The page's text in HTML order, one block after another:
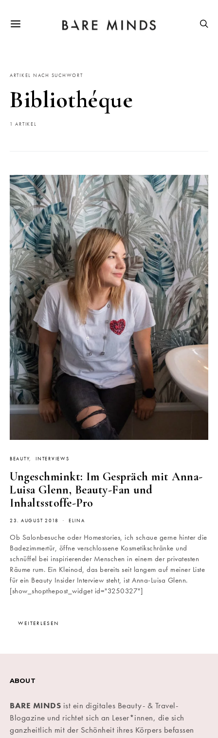
ARTIKEL NACH SUCHWORT
Bibliothéque
1 ARTIKEL
BEAUTY INTERVIEWS
Ungeschminkt: Im Gespräch mit Anna-
Luisa Glenn, Beauty-Fan und
Inhaltsstoffe-Pro
23. AUGUST 2018 ELINA
Ob Salonbesuche oder Homestories, ich schaue gerne hinter die
Badezimmertür, öffne verschlossene Kosmetikschränke und
schnüffel bei inspirierender Menschen in einem der privatesten
Räume rum. Ein Kleinod, das bereits seit langem auf meiner Liste
für ein Beauty Insider Interview steht, ist Anna-Luisa Glenn.
[show_shopthepost_widget id="3250327"]
WEITERLESEN
ABOUT
BARE MINDS ist ein digitales Beauty- & Travel-
Blogazine und richtet sich an Leser*innen, die sich
ganzheitlich mit der Schönheit ihres Körpers befassen